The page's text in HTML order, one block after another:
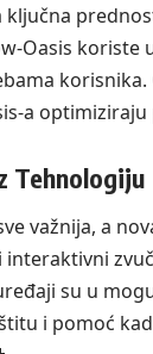
ključna
Oasis
a
Tehnologiju
važnija, a
su u
i pomoć